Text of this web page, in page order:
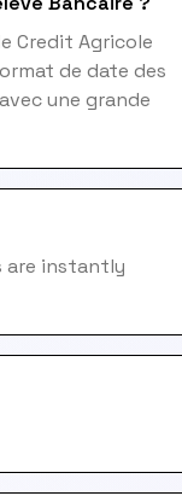
Credit Agricole
de date des
une grande
are instantly